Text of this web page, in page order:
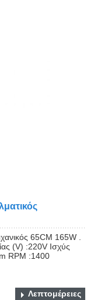
65CM 165W .
(V) :220V Ισχύς
RPM :1400
Λεπτομέρειες